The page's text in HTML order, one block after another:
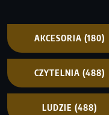
AKCESORIA (180)
CZYTELNIA (488)
LUDZIE (488)